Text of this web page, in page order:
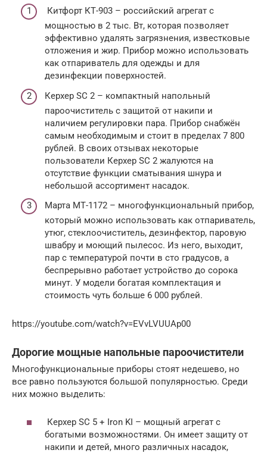
Китфорт КТ-903 – российский агрегат с
мощностью в 2 тыс. Вт, которая позволяет
эффективно удалять загрязнения, известковые
отложения и жир. Прибор можно использовать
как отпариватель для одежды и для
дезинфекции поверхностей.
Керхер SC 2 – компактный напольный
пароочиститель с защитой от накипи и
наличием регулировки пара. Прибор снабжён
самым необходимым и стоит в пределах 7 800
рублей. В своих отзывах некоторые
пользователи Керхер SC 2 жалуются на
отсутствие функции сматывания шнура и
небольшой ассортимент насадок.
Марта МТ-1172 – многофункциональный прибор,
который можно использовать как отпариватель,
утюг, стеклоочиститель, дезинфектор, паровую
швабру и моющий пылесос. Из него, выходит,
пар с температурой почти в сто градусов, а
беспрерывно работает устройство до сорока
минут. У модели богатая комплектация и
стоимость чуть больше 6 000 рублей.
https://youtube.com/watch?v=EVvLVUUAp00
Дорогие мощные напольные пароочистители
Многофункциональные приборы стоят недешево, но
все равно пользуются большой популярностью. Среди
них можно выделить:
Керхер SC 5 + Iron KI – мощный агрегат с
богатыми возможностями. Он имеет защиту от
накипи и детей, много различных насадок,